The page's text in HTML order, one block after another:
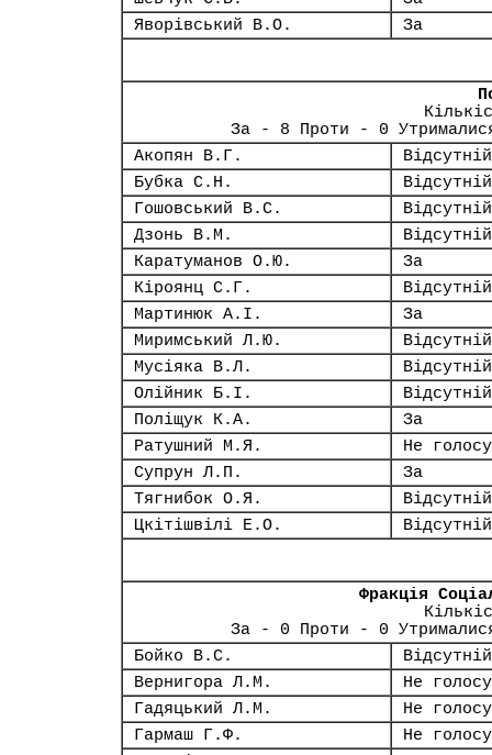
Яворівський В.О.
За
За - 8 Проти - 0
Акопян В.Г.
Відсутній
Бубка С.Н.
Відсутній
Гошовський В.С.
Відсутній
Дзонь В.М.
Відсутній
Каратуманов О.Ю.
За
Кіроянц С.Г.
Відсутній
Мартинюк А.І.
За
Миримський Л.Ю.
Відсутній
Мусіяка В.Л.
Відсутній
Олійник Б.І.
Відсутній
Поліщук К.А.
За
Ратушний М.Я.
Не
Супрун Л.П.
За
Тягнибок О.Я.
Відсутній
Цкітішвілі Е.О.
Відсутній
Фракція
За - 0 Проти - 0
Бойко В.С.
Відсутній
Вернигора Л.М.
Не
Гадяцький Л.М.
Не
Гармаш Г.Ф.
Не